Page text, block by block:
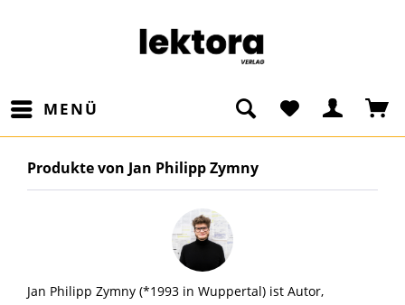
MENÜ
Produkte von Jan Philipp Zymny
Jan Philipp Zymny (*1993 in Wuppertal) ist Autor,